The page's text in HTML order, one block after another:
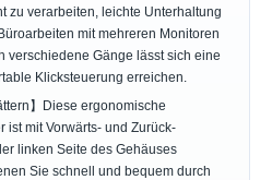
zu verarbeiten, leichte Unterhaltung
mit mehreren Monitoren
verschiedene Gänge lässt sich eine
Klicksteuerung erreichen.
】Diese ergonomische
ist mit Vorwärts- und Zurück-
linken Seite des Gehäuses
Sie schnell und bequem durch